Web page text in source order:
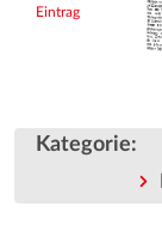
Eintrag
Kategorie: